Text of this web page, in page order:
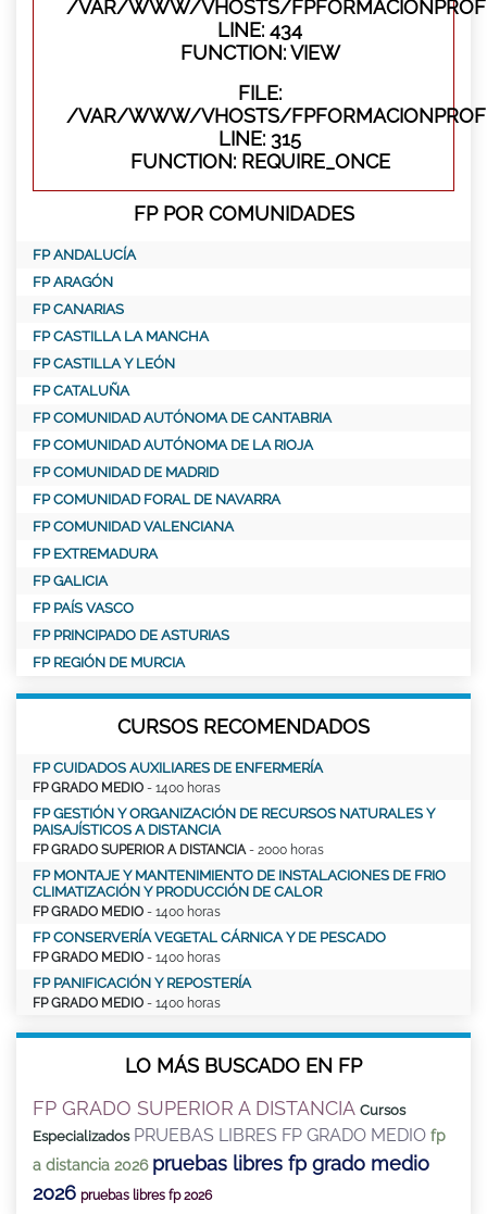
/VAR/WWW/VHOSTS/
LINE: 434
FUNCTION: VIEW
FILE:
/VAR/WWW/VHOSTS/
LINE: 315
FUNCTION: REQUIRE_ONCE
FP POR COMUNIDADES
FP ANDALUCÍA
FP ARAGÓN
FP CANARIAS
FP CASTILLA LA MANCHA
FP CASTILLA Y LEÓN
FP CATALUÑA
FP COMUNIDAD AUTÓNOMA DE CANTABRIA
FP COMUNIDAD AUTÓNOMA DE LA RIOJA
FP COMUNIDAD DE MADRID
FP COMUNIDAD FORAL DE NAVARRA
FP COMUNIDAD VALENCIANA
FP EXTREMADURA
FP GALICIA
FP PAÍS VASCO
FP PRINCIPADO DE ASTURIAS
FP REGIÓN DE MURCIA
CURSOS RECOMENDADOS
FP CUIDADOS AUXILIARES DE ENFERMERÍA
FP GRADO MEDIO - 1400 horas
FP GESTIÓN Y ORGANIZACIÓN DE RECURSOS NATURALES Y
PAISAJÍSTICOS A DISTANCIA
FP GRADO SUPERIOR A DISTANCIA- 2000 horas
FP MONTAJE Y MANTENIMIENTO DE INSTALACIONES DE FRIO
CLIMATIZACIÓN Y PRODUCCIÓN DE CALOR
FP GRADO MEDIO - 1400 horas
FP CONSERVERÍA VEGETAL CÁRNICA Y DE PESCADO
FP GRADO MEDIO - 1400 horas
FP PANIFICACIÓN Y REPOSTERÍA
FP GRADO MEDIO - 1400 horas
LO MÁS BUSCADO EN FP
FP GRADO SUPERIOR A DISTANCIA Cursos
Especializados PRUEBAS LIBRES FP GRADO MEDIO fp
a distancia 2026 pruebas libres fp grado medio
2026 pruebas libres fp 2026